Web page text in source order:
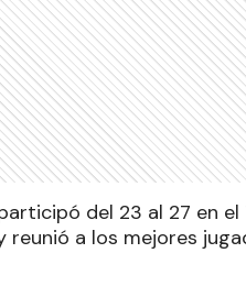
del 23 al 27 en
reunió a los mejores